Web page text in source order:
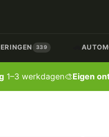
339
1–3 werkdagen🎨Eigen